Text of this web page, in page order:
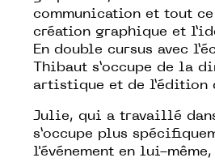
communication et tout
création graphique et
En double cursus avec
Thibaut s’occupe de la
artistique et de l’édition
Julie, qui a travaillé
s’occupe plus
l'événement en lui-